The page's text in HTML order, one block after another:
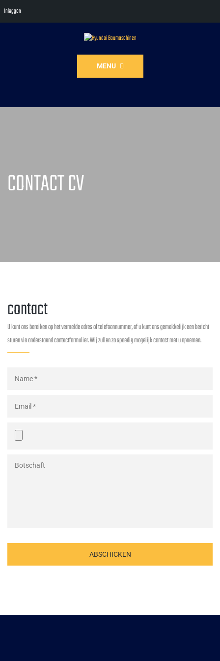
MENU
CONTACT CV
contact
U kunt ons bereiken op het vermelde adres of telefoonnummer, of u kunt ons gemakkelijk een bericht
sturen via onderstaand contactformulier. Wij zullen zo spoedig mogelijk contact met u opnemen.
Inloggen